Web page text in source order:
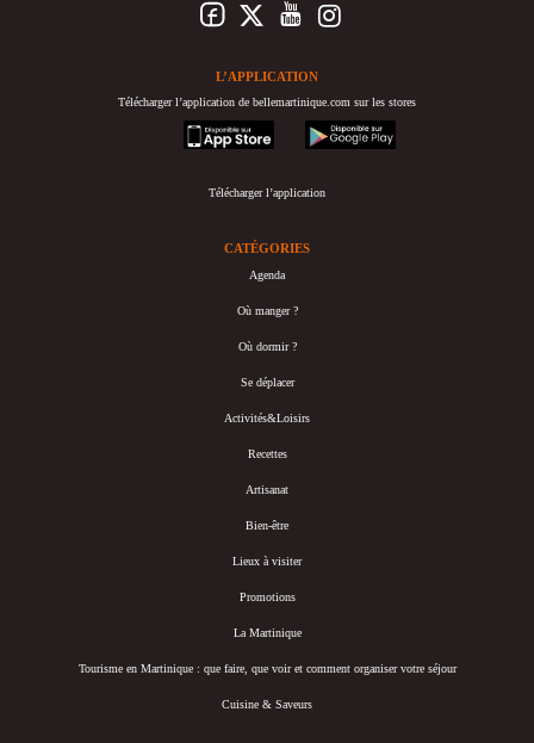
L’APPLICATION
Télécharger l’application de bellemartinique.com sur les stores
appstore
googleplay
Télécharger l’application
CATÉGORIES
Agenda
Où manger ?
Où dormir ?
Se déplacer
Activités&Loisirs
Recettes
Artisanat
Bien-être
Lieux à visiter
Promotions
La Martinique
Tourisme en Martinique : que faire, que voir et comment organiser votre séjour
Cuisine & Saveurs